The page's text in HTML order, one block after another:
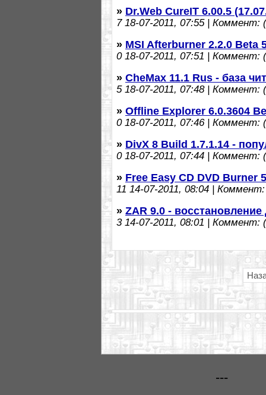
» Dr.Web CureIT 6.00.5
718-07-2011, 07:55 | Коммент:
» MSI Afterburner 2.2.0 Beta
018-07-2011, 07:51 | Коммент:
» CheMax 11.1 Rus - база
518-07-2011, 07:48 | Коммент:
» Offline Explorer 6.0.3604
018-07-2011, 07:46 | Коммент:
» DivX 8 Build 1.7.1.14 -
018-07-2011, 07:44 | Коммент:
» Free Easy CD DVD Burner
11 14-07-2011, 08:04 |
» ZAR 9.0 -
314-07-2011, 08:01 | Коммент:
---